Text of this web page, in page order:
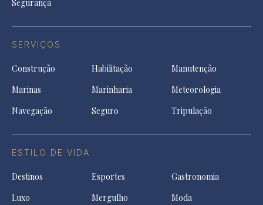
Segurança
SERVIÇOS
Construção Habilitação
Manutenção
Marinas
Marinharia
Meteorologia
Navegação
Seguro Tripulação
ESTILO DE VIDA
Destinos Esportes
Gastronomia
Luxo
Mergulho
Moda